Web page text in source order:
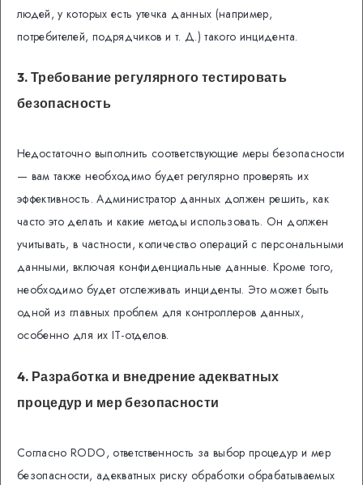
людей, у которых есть утечка данных (например,
потребителей, подрядчиков и т. Д.) такого инцидента.
3. Требование регулярного тестировать
безопасность
Недостаточно выполнить соответствующие меры безопасности
— вам также необходимо будет регулярно проверять их
эффективность. Администратор данных должен решить, как
часто это делать и какие методы использовать. Он должен
учитывать, в частности, количество операций с персональными
данными, включая конфиденциальные данные. Кроме того,
необходимо будет отслеживать инциденты. Это может быть
одной из главных проблем для контроллеров данных,
особенно для их IТ-отделов.
4. Разработка и внедрение адекватных
процедур и мер безопасности
Согласно RODO, ответственность за выбор процедур и мер
безопасности, адекватных риску обработки обрабатываемых